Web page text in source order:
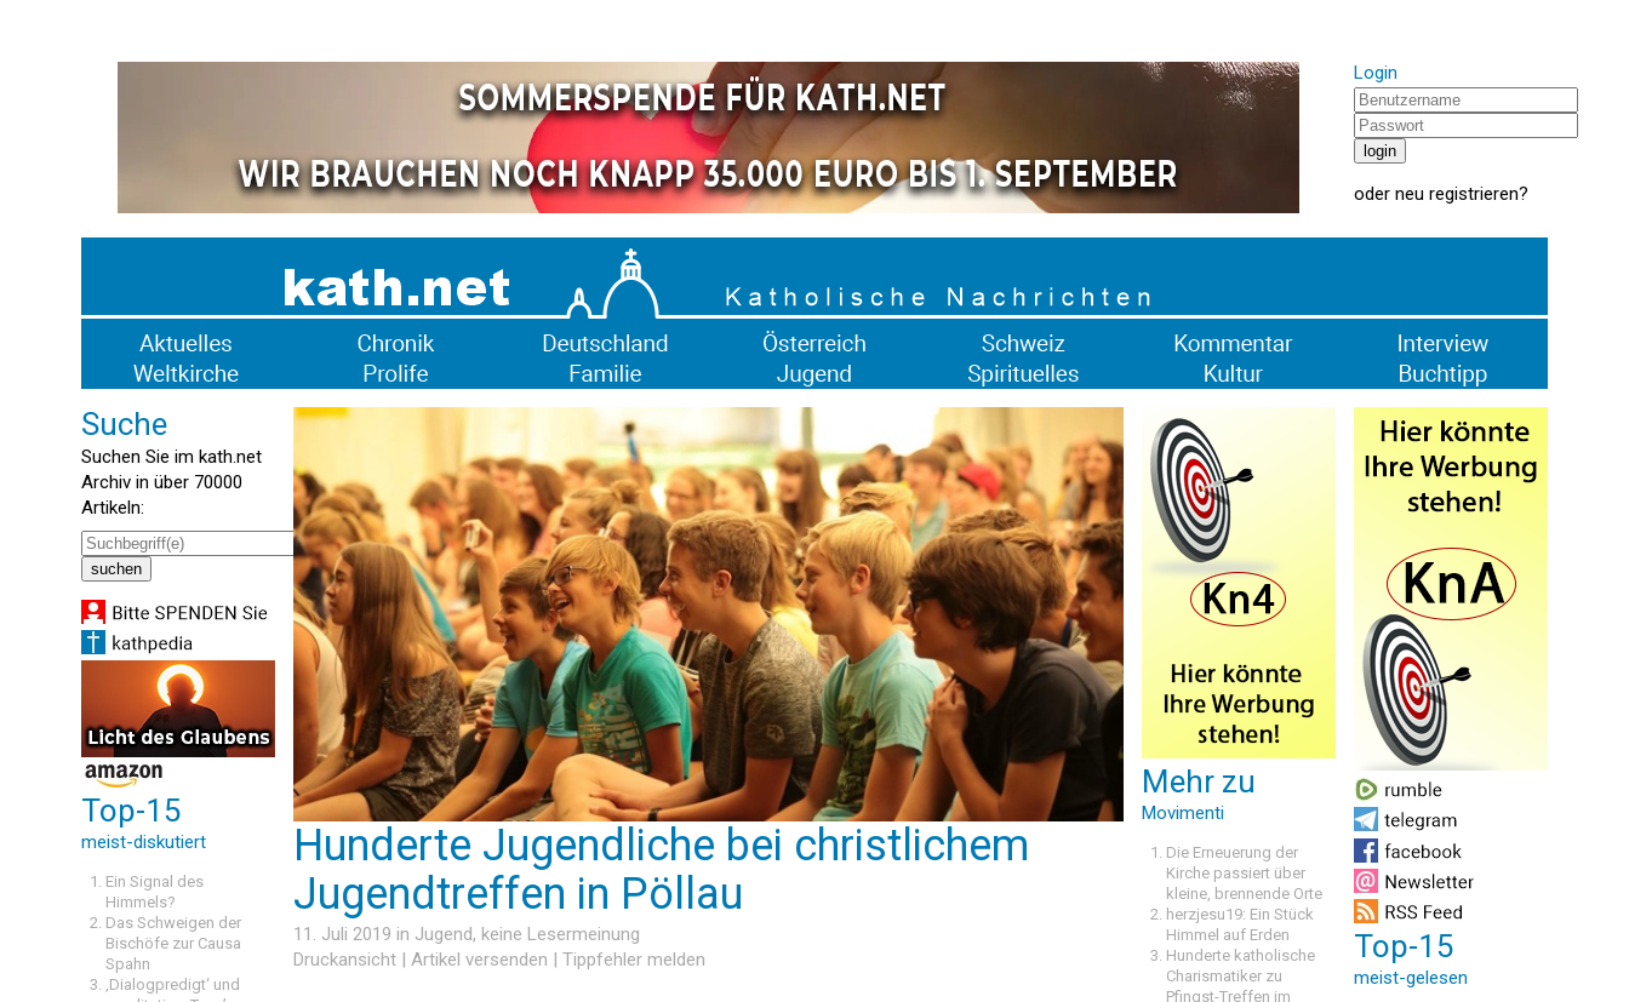
Login
oder neu registrieren?
Suche
Suchen Sie im kath.net
Archiv in über 70000
Artikeln:
Top-15
meist-diskutiert
Ein Signal des
Himmels?
Das Schweigen der
Bischöfe zur Causa
Spahn
‚Dialogpredigt‘ und
Hunderte Jugendliche bei christlichem
Jugendtreffen in Pöllau
11. Juli 2019 in Jugend, keine Lesermeinung
Druckansicht | Artikel versenden | Tippfehler melden
Mehr zu
Movimenti
Die Erneuerung der
Kirche passiert über
kleine, brennende Orte
herzjesu19: Ein Stück
Himmel auf Erden
Hunderte katholische
Charismatiker zu
Pfingst-Treffen im
Top-15
meist-gelesen